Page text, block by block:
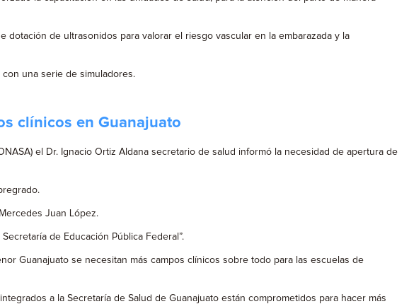
de ultrasonidos para valorar el riesgo vascular en la embarazada y la
una serie de simuladores.
clínicos en Guanajuato
el Dr. Ignacio Ortiz Aldana secretario de salud informó la necesidad de apertura de
Juan López.
de Educación Pública Federal”.
Guanajuato se necesitan más campos clínicos sobre todo para las escuelas de
a la Secretaría de Salud de Guanajuato están comprometidos para hacer más